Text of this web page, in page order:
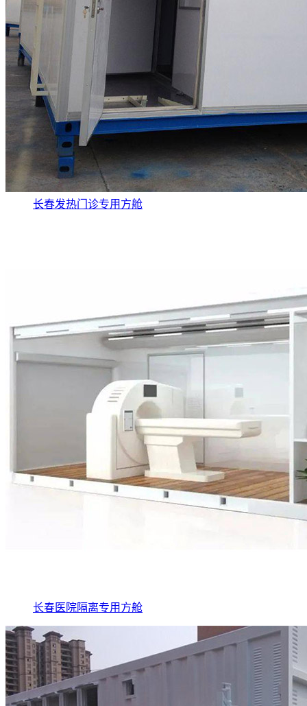
长春发热门诊专用方舱
长春医院隔离专用方舱